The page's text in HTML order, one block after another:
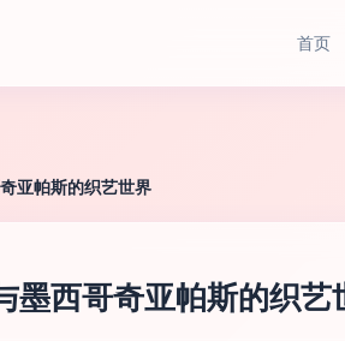
首页
亚帕斯的织艺世界
墨西哥奇亚帕斯的织艺